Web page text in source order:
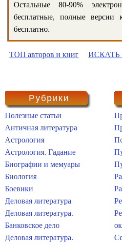
Остальные 80-90%
бесплатные, полные версии
бесплатно.
ТОП авторов и книг ИСКАТЬ
Рубрики
Полезные статьи
Античная литература
Астрология
Астрология. Гадание
Биографии и мемуары
Биология
Боевики
Деловая литература
Деловая литература.
Банковское дело
Деловая литература.